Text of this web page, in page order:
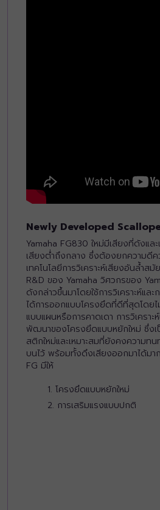
Newly Developed
Yamaha FG830 ใหม่มีเสียงที่ดังแล
เสียงต่ำถึงกลาง ซึ่งต้องยกความดีค
เทคโนโลยีการวิเคราะห์เสียงอันล้ำ
R&D ของ Yamaha วิศวกรของ
ดังกล่าวขึ้นมาโดยใช้การวิเคราะห์และ
ได้การออกแบบโครงยึดที่ดีที่สุดโดย
แบบแผนหรือการคาดเดา การวิเคราะ
พัฒนาของโครงยึดแบบหยักใหม่ ซึ่งเ
สติกใหม่และเหมาะสมที่ยังคงความท
บนไว้ พร้อมทั้งดึงเสียงออกมาได้มา
FG มีให้
โครงยึดแบบหยักใหม่
การเสริมแรงแบบปกติ